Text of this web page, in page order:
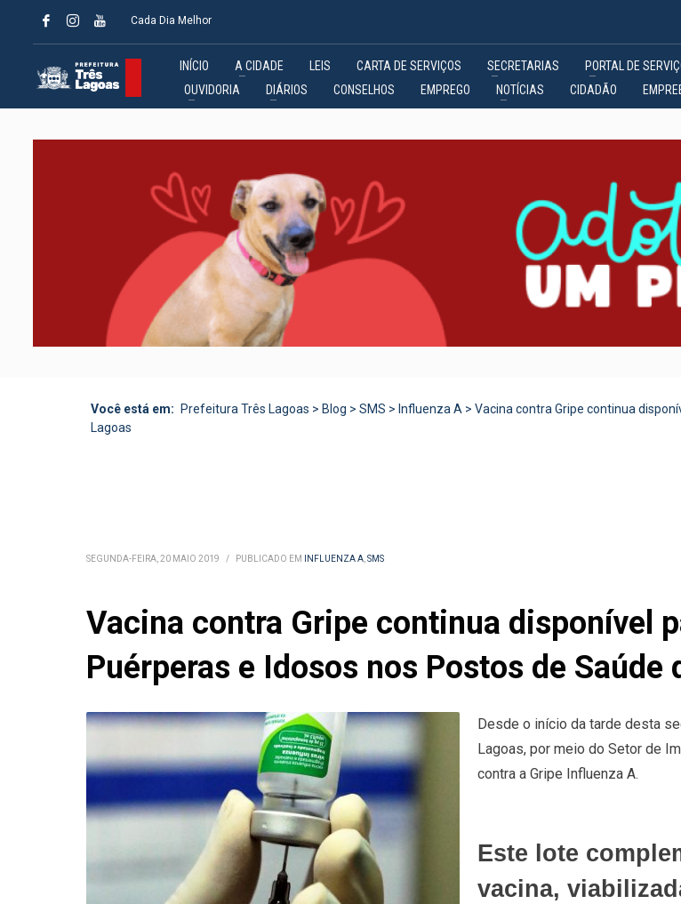
Cada Dia Melhor
INÍCIO A CIDADE LEIS CARTA DE SERVIÇOS SECRETARIAS PORTAL DE
OUVIDORIA
DIÁRIOS CONSELHOS EMPREGO NOTÍCIAS CIDADÃO
Você está em: Prefeitura Três Lagoas > Blog > SMS > Influenza A > Vacina contra Gripe continua
Lagoas
SEGUNDA-FEIRA, 20 MAIO 2019 / PUBLICADO EM INFLUENZA A,SMS
Vacina contra Gripe continua disponível
Puérperas e Idosos nos Postos de Saúde
Desde o início da tarde desta
Lagoas, por meio do Setor de
contra a Gripe Influenza A.
Este lote
vacina,